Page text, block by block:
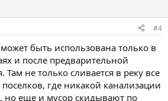
#4
быть использована только в
и после предварительной
Там не только сливается в реку все
где никакой канализации
но еще и мусор скидывают по